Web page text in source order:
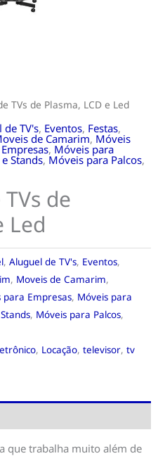
TVs de Plasma, LCD e Led
de TV's, Eventos, Festas,
de Camarim, Móveis
, Móveis para
Stands, Móveis para Palcos,
de
Led
, Aluguel de TV's, Eventos,
, Moveis de Camarim,
para Empresas, Móveis para
, Móveis para Palcos,
, Locação, televisor, tv
que trabalha muito além de